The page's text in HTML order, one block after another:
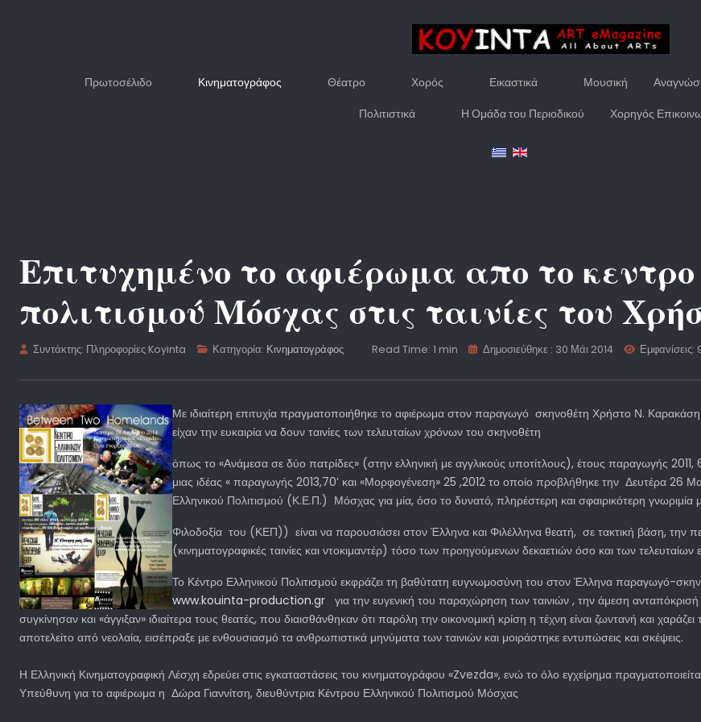
Πρωτοσέλιδο Κινηματογράφος Θέατρο Χορός Εικαστικά Μουσική
Πολιτιστικά Η Ομάδα του Περιοδικού Χορηγός
Επιτυχημένο το αφιέρωμα απο το κεντρο
πολιτισμού Μόσχας στις ταινίες του
Συντάκτης: Πληροφορίες Koyinta Κατηγορία: Κινηματογράφος Read Time: 1 min Δημοσιεύθηκε : 30 Μάι 2014 Εμφανίσεις:
Με ιδιαίτερη επιτυχία πραγματοποιήθηκε το αφιέρωμα στον παραγωγό σκηνοθέτη Χρήστο Ν.
είχαν την ευκαιρία να δουν ταινίες των τελευταίων χρόνων του σκηνοθέτη
όπως το «Ανάμεσα σε δύο πατρίδες» (στην ελληνική με αγγλικούς υποτίτλους), έτους παραγωγής
μιας ιδέας « παραγωγής 2013,70’ και «Μορφογένεση» 25 ,2012 το οποίο προβλήθηκε την Δευτέρα 26
Ελληνικού Πολιτισμού (Κ.Ε.Π.) Μόσχας για μία, όσο το δυνατό, πληρέστερη και σφαιρικότερη γνωριμία
Φιλοδοξία του (ΚΕΠ)) είναι να παρουσιάσει στον Έλληνα και Φιλέλληνα θεατή, σε τακτική βάση, την
(κινηματογραφικές ταινίες και ντοκιμαντέρ) τόσο των προηγούμενων δεκαετιών όσο και των τελευταίων
Το Κέντρο Ελληνικού Πολιτισμού εκφράζει τη βαθύτατη ευγνωμοσύνη του στον Έλληνα παραγωγό-
www.kouinta-production.gr για την ευγενική του παραχώρηση των ταινιών , την άμεση
συγκίνησαν και «άγγιξαν» ιδιαίτερα τους θεατές, που διαισθάνθηκαν ότι παρόλη την οικονομική κρίση η τέχνη είναι ζωντανή και
αποτελείτο από νεολαία, εισέπραξε με ενθουσιασμό τα ανθρωπιστικά μηνύματα των ταινιών και μοιράστηκε εντυπώσεις και σκέψεις.
Η Ελληνική Κινηματογραφική Λέσχη εδρεύει στις εγκαταστάσεις του κινηματογράφου «Zvezda», ενώ το όλο εγχείρημα
Υπεύθυνη για το αφιέρωμα η Δώρα Γιαννίτση, διευθύντρια Κέντρου Ελληνικού Πολιτισμού Μόσχας